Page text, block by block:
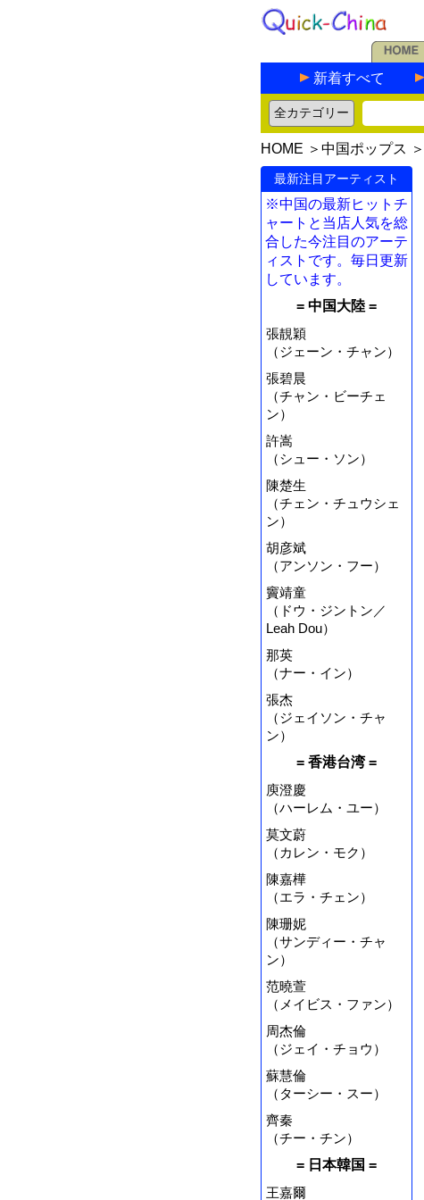
新着すべて
HOME ＞ 中国ポップス ＞
最新注目アーティスト
※中国の最新ヒットチ
ャートと当店人気を総
合した今注目のアーテ
ィストです。毎日更新
しています。
= 中国大陸 =
張靚穎
（ジェーン・チャン）
張碧晨
（チャン・ビーチェ
ン）
許嵩
（シュー・ソン）
陳楚生
（チェン・チュウシェ
ン）
胡彦斌
（アンソン・フー）
竇靖童
（ドウ・ジントン／
Leah Dou）
那英
（ナー・イン）
張杰
（ジェイソン・チャ
ン）
= 香港台湾 =
庾澄慶
（ハーレム・ユー）
莫文蔚
（カレン・モク）
陳嘉樺
（エラ・チェン）
陳珊妮
（サンディー・チャ
ン）
范曉萱
（メイビス・ファン）
周杰倫
（ジェイ・チョウ）
蘇慧倫
（ターシー・スー）
齊秦
（チー・チン）
= 日本韓国 =
王嘉爾